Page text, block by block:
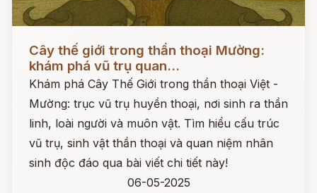
Cây thế giới trong thần thoại Mường:
khám phá vũ trụ quan...
Khám phá Cây Thế Giới trong thần thoại Việt -
Mường: trục vũ trụ huyền thoại, nơi sinh ra thần
linh, loài người và muôn vật. Tìm hiểu cấu trúc
vũ trụ, sinh vật thần thoại và quan niệm nhân
sinh độc đáo qua bài viết chi tiết này!
06-05-2025